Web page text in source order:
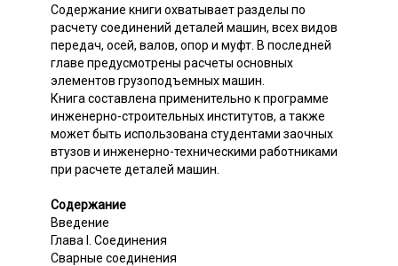
Содержание книги охватывает разделы по
расчету соединений деталей машин, всех видов
передач, осей, валов, опор и муфт. В последней
главе предусмотрены расчеты основных
элементов грузоподъемных машин.
Книга составлена применительно к программе
инженерно-строительных институтов, а также
может быть использована студентами заочных
втузов и инженерно-техническими работниками
при расчете деталей машин.
Содержание
Введение
Глава I. Соединения
Сварные соединения